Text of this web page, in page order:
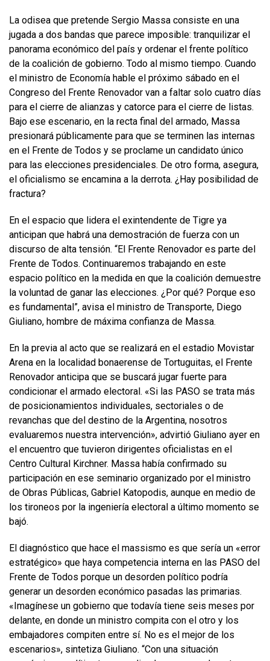
La odisea que pretende Sergio Massa consiste en una
jugada a dos bandas que parece imposible: tranquilizar el
panorama económico del país y ordenar el frente político
de la coalición de gobierno. Todo al mismo tiempo. Cuando
el ministro de Economía hable el próximo sábado en el
Congreso del Frente Renovador van a faltar solo cuatro días
para el cierre de alianzas y catorce para el cierre de listas.
Bajo ese escenario, en la recta final del armado, Massa
presionará públicamente para que se terminen las internas
en el Frente de Todos y se proclame un candidato único
para las elecciones presidenciales. De otro forma, asegura,
el oficialismo se encamina a la derrota. ¿Hay posibilidad de
fractura?
En el espacio que lidera el exintendente de Tigre ya
anticipan que habrá una demostración de fuerza con un
discurso de alta tensión. “El Frente Renovador es parte del
Frente de Todos. Continuaremos trabajando en este
espacio político en la medida en que la coalición demuestre
la voluntad de ganar las elecciones. ¿Por qué? Porque eso
es fundamental”, avisa el ministro de Transporte, Diego
Giuliano, hombre de máxima confianza de Massa.
En la previa al acto que se realizará en el estadio Movistar
Arena en la localidad bonaerense de Tortuguitas, el Frente
Renovador anticipa que se buscará jugar fuerte para
condicionar el armado electoral. «Si las PASO se trata más
de posicionamientos individuales, sectoriales o de
revanchas que del destino de la Argentina, nosotros
evaluaremos nuestra intervención», advirtió Giuliano ayer en
el encuentro que tuvieron dirigentes oficialistas en el
Centro Cultural Kirchner. Massa había confirmado su
participación en ese seminario organizado por el ministro
de Obras Públicas, Gabriel Katopodis, aunque en medio de
los tironeos por la ingeniería electoral a último momento se
bajó.
El diagnóstico que hace el massismo es que sería un «error
estratégico» que haya competencia interna en las PASO del
Frente de Todos porque un desorden político podría
generar un desorden económico pasadas las primarias.
«Imagínese un gobierno que todavía tiene seis meses por
delante, en donde un ministro compita con el otro y los
embajadores compiten entre sí. No es el mejor de los
escenarios», sintetiza Giuliano. “Con una situación